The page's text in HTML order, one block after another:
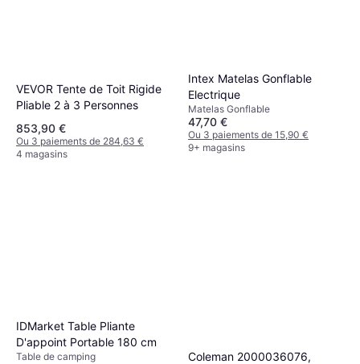
VEVOR Tente de Toit Rigide
Pliable 2 à 3 Personnes
853,90 €
Ou 3 paiements de 284,63 €
4 magasins
Intex Matelas Gonflable
Electrique
Matelas Gonflable
47,70 €
Ou 3 paiements de 15,90 €
9+ magasins
IDMarket Table Pliante
D'appoint Portable 180 cm
Table de camping
Coleman 2000036076,